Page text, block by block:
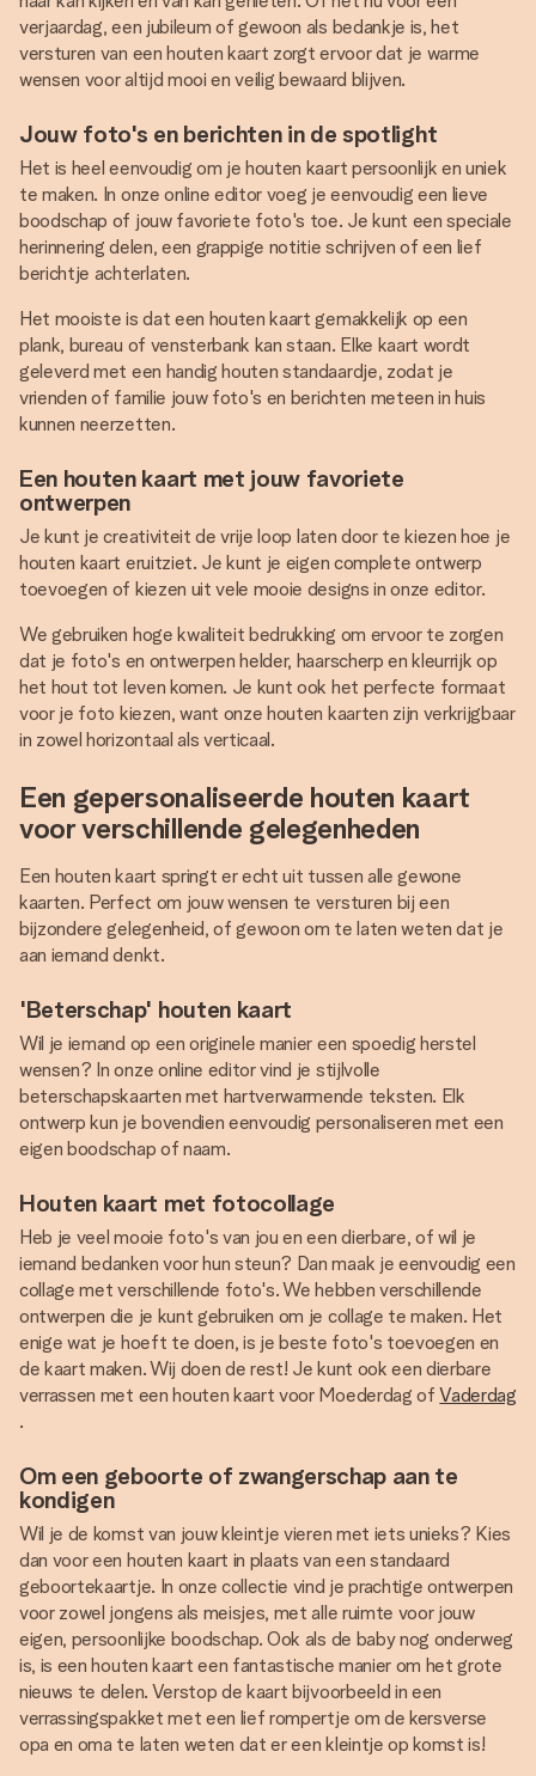
verjaardag, een jubileum of gewoon als bedankje is, het
versturen van een houten kaart zorgt ervoor dat je warme
wensen voor altijd mooi en veilig bewaard blijven.
Jouw foto's en berichten in de spotlight
Het is heel eenvoudig om je houten kaart persoonlijk en uniek
te maken. In onze online editor voeg je eenvoudig een lieve
boodschap of jouw favoriete foto's toe. Je kunt een speciale
herinnering delen, een grappige notitie schrijven of een lief
berichtje achterlaten.
Het mooiste is dat een houten kaart gemakkelijk op een
plank, bureau of vensterbank kan staan. Elke kaart wordt
geleverd met een handig houten standaardje, zodat je
vrienden of familie jouw foto's en berichten meteen in huis
kunnen neerzetten.
Een houten kaart met jouw favoriete
ontwerpen
Je kunt je creativiteit de vrije loop laten door te kiezen hoe je
houten kaart eruitziet. Je kunt je eigen complete ontwerp
toevoegen of kiezen uit vele mooie designs in onze editor.
We gebruiken hoge kwaliteit bedrukking om ervoor te zorgen
dat je foto's en ontwerpen helder, haarscherp en kleurrijk op
het hout tot leven komen. Je kunt ook het perfecte formaat
voor je foto kiezen, want onze houten kaarten zijn verkrijgbaar
in zowel horizontaal als verticaal.
Een gepersonaliseerde houten kaart
voor verschillende gelegenheden
Een houten kaart springt er echt uit tussen alle gewone
kaarten. Perfect om jouw wensen te versturen bij een
bijzondere gelegenheid, of gewoon om te laten weten dat je
aan iemand denkt.
'Beterschap' houten kaart
Wil je iemand op een originele manier een spoedig herstel
wensen? In onze online editor vind je stijlvolle
beterschapskaarten met hartverwarmende teksten. Elk
ontwerp kun je bovendien eenvoudig personaliseren met een
eigen boodschap of naam.
Houten kaart met fotocollage
Heb je veel mooie foto's van jou en een dierbare, of wil je
iemand bedanken voor hun steun? Dan maak je eenvoudig een
collage met verschillende foto's. We hebben verschillende
ontwerpen die je kunt gebruiken om je collage te maken. Het
enige wat je hoeft te doen, is je beste foto's toevoegen en
de kaart maken. Wij doen de rest! Je kunt ook een dierbare
verrassen met een houten kaart voor Moederdag ofVaderdag
.
Om een geboorte of zwangerschap aan te
kondigen
Wil je de komst van jouw kleintje vieren met iets unieks? Kies
dan voor een houten kaart in plaats van een standaard
geboortekaartje. In onze collectie vind je prachtige ontwerpen
voor zowel jongens als meisjes, met alle ruimte voor jouw
eigen, persoonlijke boodschap. Ook als de baby nog onderweg
is, is een houten kaart een fantastische manier om het grote
nieuws te delen. Verstop de kaart bijvoorbeeld in een
verrassingspakket met een lief rompertje om de kersverse
opa en oma te laten weten dat er een kleintje op komst is!